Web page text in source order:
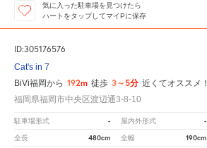
気に入った駐車場を見つけたら
ハートをタップしてマイPに保存
ID:305176576
Cat's in 7
BiVi福岡から 192m 徒歩 3～5分 近くてオススメ！
福岡県福岡市中央区渡辺通3-8-10
駐車場形式 - 屋内外形式 -
全長 480cm 全幅 190cm